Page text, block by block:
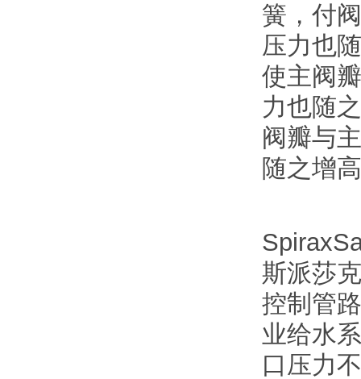
簧，付
压力也
使主阀
力也随
阀瓣与
随之增
斯派莎
控制管
业给水
口压力